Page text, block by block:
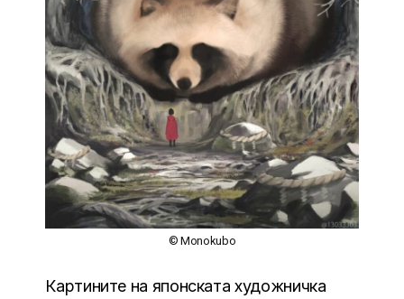
© Monokubo
Картините на японската художничка